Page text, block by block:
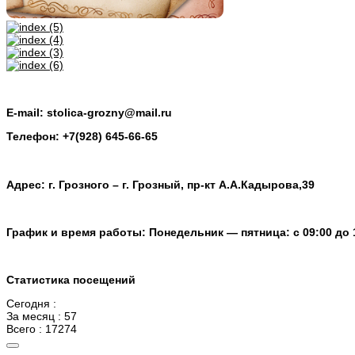
E-mail: stolica-grozny@mail.ru
Телефон: +7(928) 645-66-65
Адрес: г. Грозного – г. Грозный, пр-кт А.А.Кадырова,39
График и время работы: Понедельник — пятница: с 09:00 до
Статистика посещений
Сегодня :
За месяц : 57
Всего : 17274